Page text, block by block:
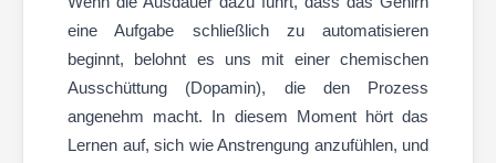
eine Aufgabe schließlich zu automatisieren
beginnt, belohnt es uns mit einer chemischen
Ausschüttung (Dopamin), die den Prozess
angenehm macht. In diesem Moment hört das
Lernen auf, sich wie Anstrengung anzufühlen, und